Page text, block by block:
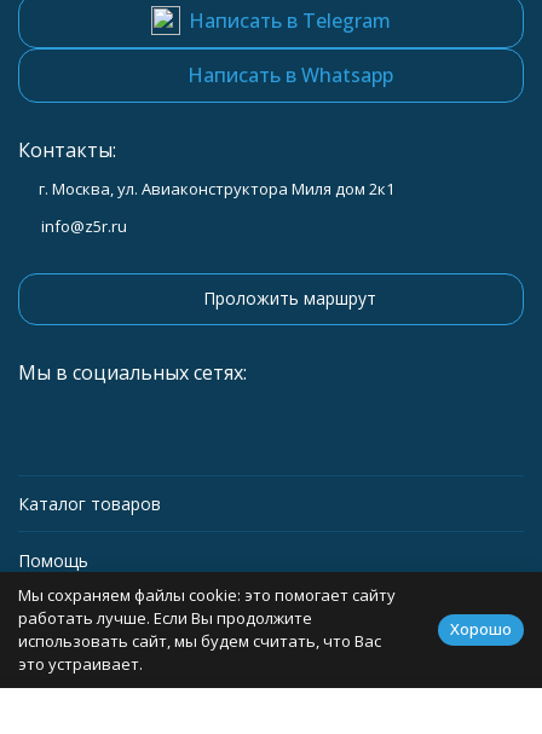
Написать в Telegram
Написать в Whatsapp
Контакты:
г. Москва, ул. Авиаконструктора Миля дом 2к1
info@z5r.ru
Проложить маршрут
Мы в социальных сетях:
Каталог товаров
Помощь
Информация
Политика персональных данных
Мы сохраняем файлы cookie: это помогает сайту
работать лучше. Если Вы продолжите
использовать сайт, мы будем считать, что Вас
это устраивает.
Хорошо